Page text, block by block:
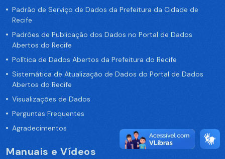
Padrão de Serviço de Dados da Prefeitura da Cidade de
Recife
Padrões de Publicação dos Dados no Portal de Dados
Abertos do Recife
Política de Dados Abertos da Prefeitura do Recife
Sistemática de Atualização de Dados do Portal de Dados
Abertos do Recife
Visualizações de Dados
Perguntas Frequentes
Agradecimentos
Manuais e Vídeos